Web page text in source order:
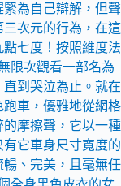
為自己辯解，但聲
次元的行為，在這
七度！按照維度法
限次觀看一部名為
到哭泣為止。就在
車，優雅地從網格
摩擦聲，它以一種
它車身尺寸寬度的
、完美，且毫無任